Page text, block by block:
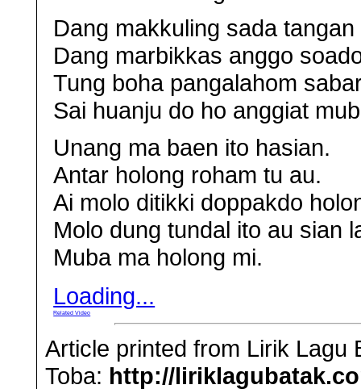
Dang makkuling sada
Dang marbikkas anggo
Tung boha pangalahom
Sai huanju do ho anggiat
Unang ma baen ito hasian.
Antar holong roham tu au.
Ai molo ditikki doppakdo
Molo dung tundal ito au sian
Muba ma holong mi.
Loading...
Related Video
Article printed from Lirik Lagu
Toba: http://